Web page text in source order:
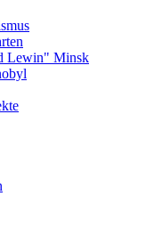
Lewin" Minsk